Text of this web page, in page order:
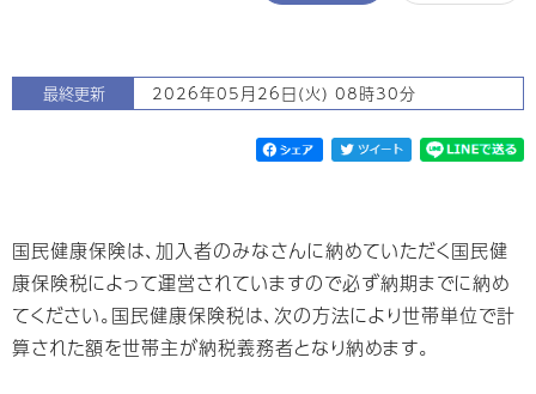
最終更新 2026年05月26日(火) 08時30分
国民健康保険は、加入者のみなさんに納めていただく国民健
康保険税によって運営されていますので必ず納期までに納め
てください。国民健康保険税は、次の方法により世帯単位で計
算された額を世帯主が納税義務者となり納めます。